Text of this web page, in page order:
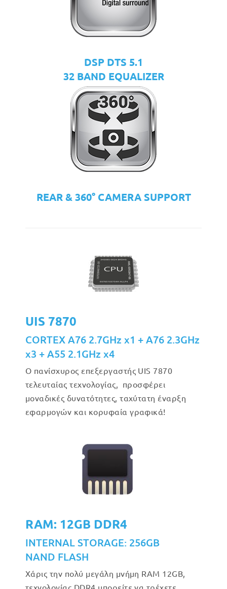
DSP DTS 5.1
32 BAND EQUALIZER
REAR & 360° CAMERA SUPPORT
UIS 7870
CORTEX A76 2.7GHz x1 + A76 2.3GHz
x3 + A55 2.1GHz x4
Ο πανίσχυρος επεξεργαστής UIS 7870
τελευταίας τεχνολογίας, προσφέρει
μοναδικές δυνατότητες, ταχύτατη έναρξη
εφαρμογών και κορυφαία γραφικά!
RAM: 12GB DDR4
INTERNAL STORAGE: 256GB
NAND FLASH
Χάρις την πολύ μεγάλη μνήμη RAM 12GB,
τεχνολογίας DDR4 μπορείτε να τρέχετε